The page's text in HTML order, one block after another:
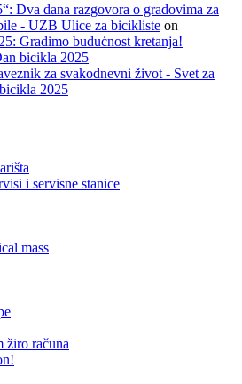
Dva dana razgovora o gradovima za
- UZB Ulice za bicikliste on
Gradimo budućnost kretanja!
bicikla 2025
za svakodnevni život - Svet za
2025
i servisne stanice
mass
žiro računa